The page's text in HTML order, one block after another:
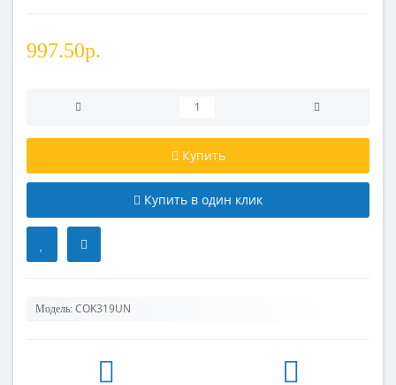
997.50р.
Купить
Купить в один клик
Модель: COK319UN